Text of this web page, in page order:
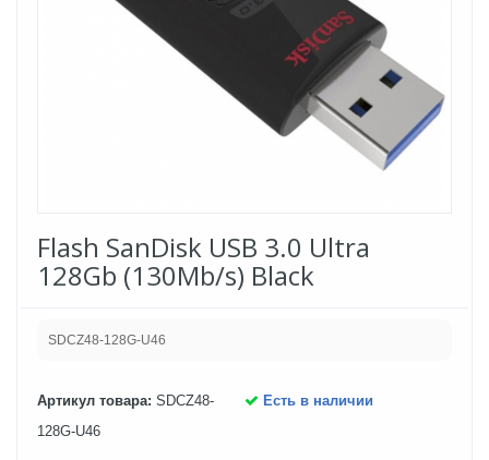
Flash SanDisk USB 3.0 Ultra
128Gb (130Mb/s) Black
SDCZ48-128G-U46
Артикул товара: SDCZ48-
128G-U46
Есть в наличии